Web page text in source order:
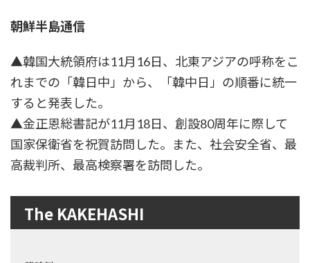
朝鮮半島通信
▲韓国大統領府は11月16日、北東アジアの呼称をこ
れまでの「韓日中」から、「韓中日」の順番に統一
すると発表した。
▲金正恩総書記が11月18日、創設80周年に際して
国家保衛省を祝賀訪問した。また、社会安全省、最
高裁判所、最高検察署を訪問した。
The KAKEHASHI